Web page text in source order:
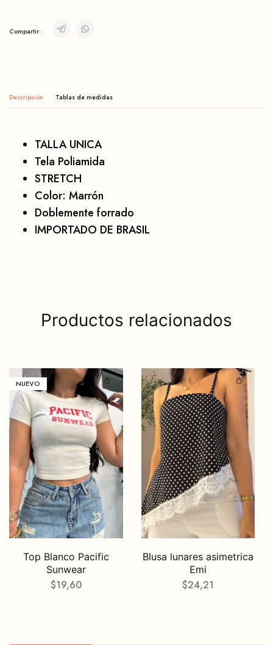
Compartir:
Descripción
TALLA UNICA
Tela Poliamida
STRETCH
Color: Marrón
Doblemente forrado
IMPORTADO DE BRASIL
Productos relacionados
NUEVO
Top Blanco Pacific
Sunwear
$19,60
Blusa lunares asimetrica
Emi
$24,21